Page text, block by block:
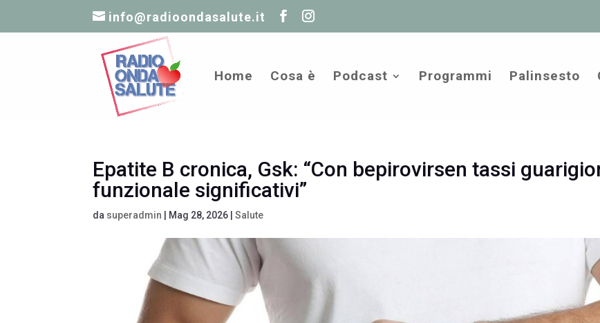
info@radioondasalute.it
Home Cosa è Podcast Programmi Palinsesto
Epatite B cronica, Gsk: “Con bepirovirsen tassi
funzionale significativi”
da superadmin Mag 28, 2026 |Salute